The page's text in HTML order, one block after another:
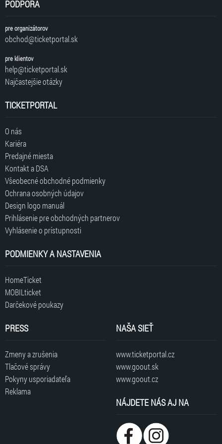
PODPORA
pre organizátorov
obchod@ticketportal.sk
pre klientov
help@ticketportal.sk
Najčastejšie otázky
TICKETPORTAL
O nás
Kariéra
Predajné miesta
Kontakt a DSA
Všeobecné obchodné podmienky
Ochrana osobných údajov
Design logo manuál
Prihlásenie pre obchodných partnerov
Vyhlásenie o prístupnosti
PODMIENKY A NASTAVENIA
HomeTicket
MOBILticket
Darčekové poukazy
PRESS
Zmeny a zrušenia
Tlačové správy
Pokyny usporiadateľa
Reklama
NAŠA SIEŤ
www.ticketportal.cz
www.goout.sk
www.goout.cz
NÁJDETE NÁS AJ NA